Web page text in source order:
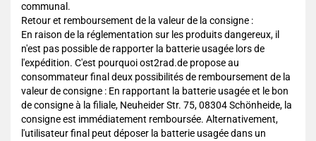
communal.
Retour et remboursement de la valeur de la consigne :
En raison de la réglementation sur les produits dangereux, il
n'est pas possible de rapporter la batterie usagée lors de
l'expédition. C'est pourquoi ost2rad.de propose au
consommateur final deux possibilités de remboursement de la
valeur de consigne : En rapportant la batterie usagée et le bon
de consigne à la filiale, Neuheider Str. 75, 08304 Schönheide, la
consigne est immédiatement remboursée. Alternativement,
l'utilisateur final peut déposer la batterie usagée dans un